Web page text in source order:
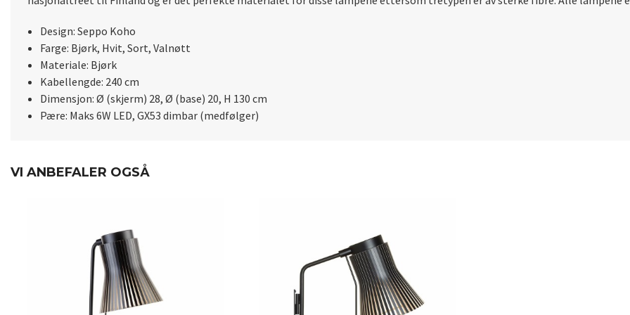
Design: Seppo Koho
Farge: Bjørk, Hvit, Sort, Valnøtt
Materiale: Bjørk
Kabellengde: 240 cm
Dimensjon: Ø (skjerm) 28, Ø (base) 20, H 130 cm
Pære: Maks 6W LED, GX53 dimbar (medfølger)
VI ANBEFALER OGSÅ